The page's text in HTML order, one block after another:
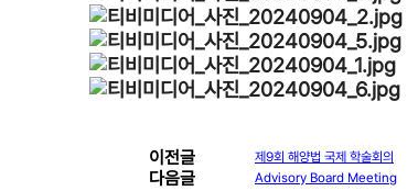
이전글 제9회 해양법 국제 학술회의
다음글 Advisory Board Meeting